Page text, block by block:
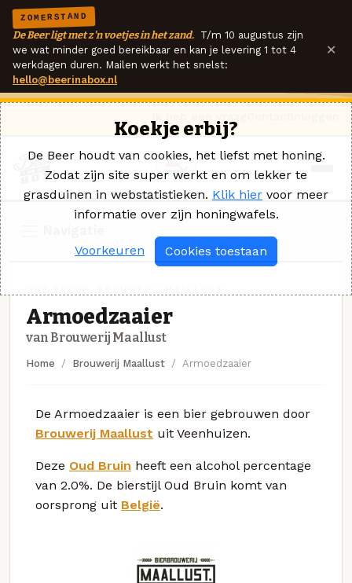
ZOMERSTAND
De Beer ligt met z'n voetjes in het zand. T/m 10 augustus zijn
we wat minder goed bereikbaar en kan je levering 1 tot 4
werkdagen duren. Mailen werkt het snelst:
hello@beerinabox.nl
×
Armoedzaaier
van Brouwerij Maallust
Home Brouwerij Maallust Armoedzaaier
De Armoedzaaier is een bier gebrouwen door
Brouwerij Maallust uit Veenhuizen.
Deze Oud Bruin heeft een alcohol percentage
van 2.0%. De bierstijl Oud Bruin komt van
oorsprong uit België.
Koekje erbij?
De Beer houdt van cookies, het liefst met honing.
Zodat zijn site super werkt en om lekker te
grasduinen in webstatistieken. Klik hier voor meer
informatie over zijn honingwafels.
Voorkeuren Cookies toestaan